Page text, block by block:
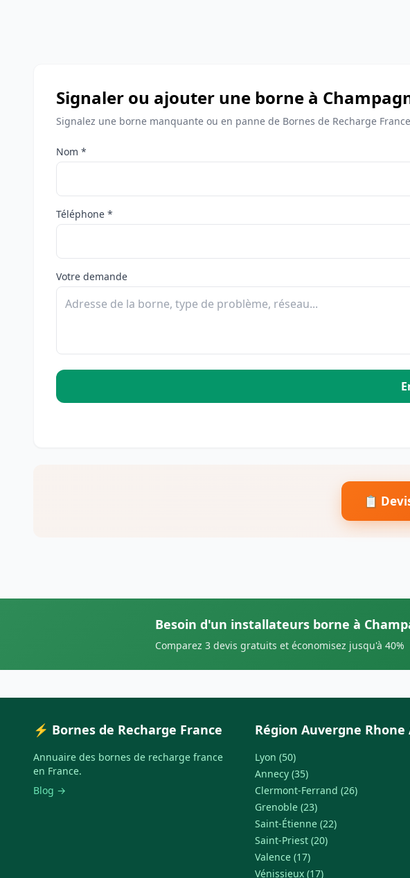
Signaler ou ajouter une borne à
Signalez une borne manquante ou en panne de Bornes de Recharge
Nom *
Téléphone *
Votre demande
📋
Besoin d'un installateurs borne à
Comparez 3 devis gratuits et économisez jusqu'à 40%
⚡ Bornes de Recharge France
Annuaire des bornes de recharge france
en France.
Blog →
Région Auvergne Rhone
Lyon (50)
Annecy (35)
Clermont-Ferrand (26)
Grenoble (23)
Saint-Étienne (22)
Saint-Priest (20)
Valence (17)
Vénissieux (17)